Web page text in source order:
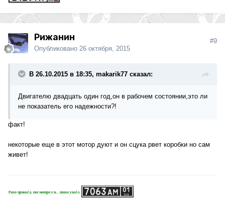
Рижанин
Опубликовано 26 октября, 2015
#9
В 26.10.2015 в 18:35, makarik77 сказал:
Двигателю двадцать один год,он в рабочем состоянии,это ли
не показатель его надежности?!
факт!
некоторые еще в этот мотор дуют и он сцука рвет коробки но сам
живет!
Тихо пришёл, посмотрел и... тихо ушёл.